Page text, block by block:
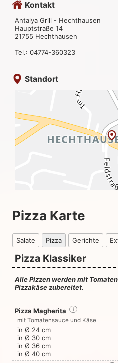
Kontakt
Antalya Grill - Hechthausen
Hauptstraße 14
21755 Hechthausen
Tel.: 04774-360323
Standort
Pizza Karte
Salate Pizza Gerichte
Pizza Klassiker
Alle Pizzen werden mit
Pizzakäse zubereitet.
Pizza Magherita i
mit Tomatensauce und Käse
in Ø 24 cm
in Ø 30 cm
in Ø 36 cm
in Ø 40 cm